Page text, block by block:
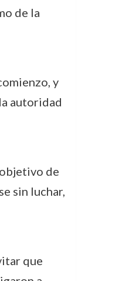
de la
y
autoridad
de
sin luchar,
que